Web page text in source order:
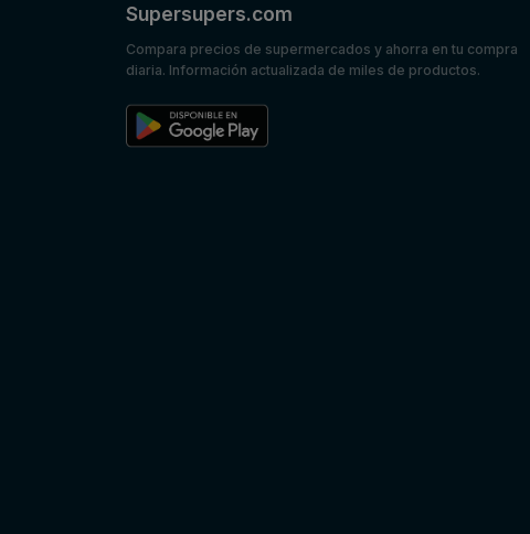
Supersupers.com
Compara precios de supermercados y ahorra en tu compra
diaria. Información actualizada de miles de productos.